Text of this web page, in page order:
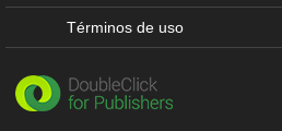
Términos de uso